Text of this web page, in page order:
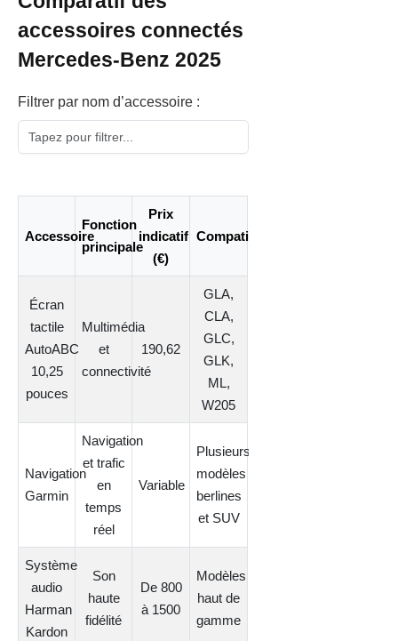
accessoires connectés
Mercedes-Benz 2025
Filtrer par nom d’accessoire :
Accessoire
Fonction
principale
Prix
indicatif
(€)
Compatibilité
Écran
tactile
AutoABC
10,25
pouces
Multimédia
et
connectivité
190,62
GLA,
CLA,
GLC,
GLK,
ML,
W205
Navigation
Garmin
Navigation
et trafic
en
temps
réel
Variable
Plusieurs
modèles
berlines
et SUV
Système
audio
Harman
Kardon
Son
haute
fidélité
De 800
à 1500
Modèles
haut de
gamme